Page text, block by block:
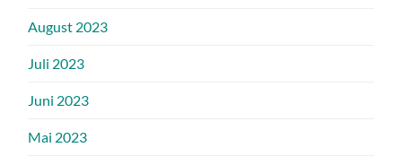
August 2023
Juli 2023
Juni 2023
Mai 2023